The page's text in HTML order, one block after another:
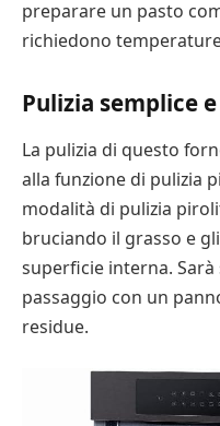
preparare un pasto
richiedono
Pulizia semplice
La pulizia di questo
alla funzione di pulizia
modalità di pulizia
bruciando il grasso e
superficie interna.
passaggio con un
residue.